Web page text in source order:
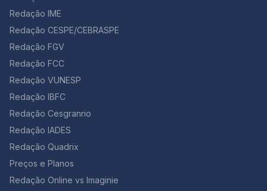
Redação IME
Redação CESPE/CEBRASPE
Redação FGV
Redação FCC
Redação VUNESP
Redação IBFC
Redação Cesgranrio
Redação IADES
Redação Quadrix
Preços e Planos
Redação Online vs Imaginie